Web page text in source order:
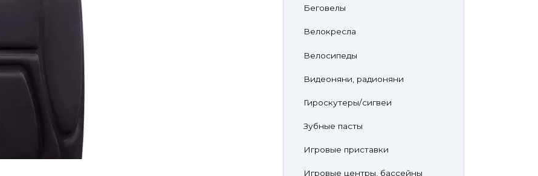
Беговелы
Велокресла
Велосипеды
Видеоняни, радионяни
Гироскутеры/сигвеи
Зубные пасты
Игровые приставки
Игровые центры, бассейны